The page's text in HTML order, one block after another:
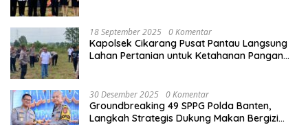
18 September 2025 0 Komentar
Kapolsek Cikarang Pusat Pantau Langsung
Lahan Pertanian untuk Ketahanan Pangan
30 Desember 2025 0 Komentar
Groundbreaking 49 SPPG Polda Banten,
Langkah Strategis Dukung Makan Bergizi